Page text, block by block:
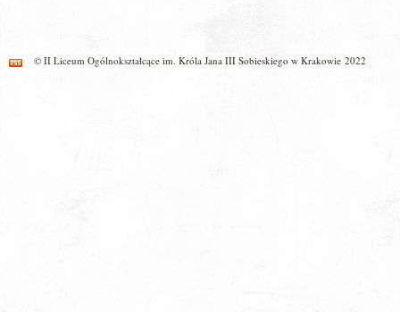
© II Liceum Ogólnokształcące im. Króla Jana III Sobieskiego w Krakowie 2022